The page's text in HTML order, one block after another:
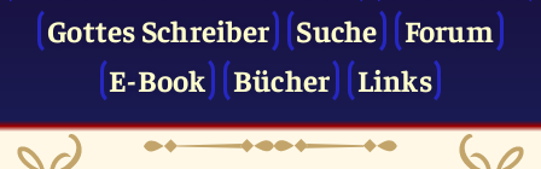
Gottes Schreiber
Suche
Forum
E-Book
Bücher Links